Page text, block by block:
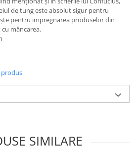
de tung este absolut sigur pentru
pentru impregnarea produselor din
mâncarea.
SIMILARE